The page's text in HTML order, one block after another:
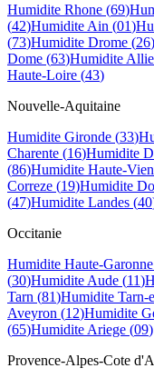
Humidite Rhone (69)
(42)Humidite Ain (01)
(73)Humidite Drome (26)
Dome (63)Humidite
Haute-Loire (43)
Nouvelle-Aquitaine
Humidite Gironde (33)
Charente (16)Humidite
(86)Humidite Haute-
Correze (19)Humidite
(47)Humidite Landes (40
Occitanie
Humidite Haute-Garonne
(30)Humidite Aude (11)
Tarn (81)Humidite Tarn-
Aveyron (12)Humidite
(65)Humidite Ariege (09)
Provence-Alpes-Cote